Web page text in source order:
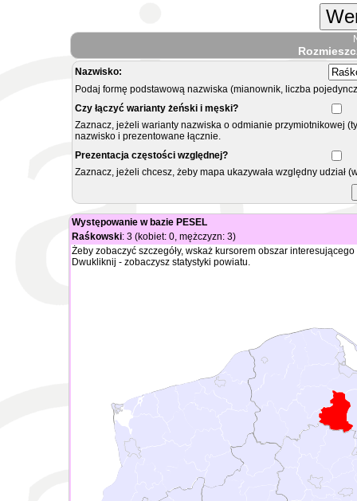
Nazwisko:
Podaj formę podstawową nazwiska (mianownik, liczba
Czy łączyć warianty żeński i męski?
Zaznacz, jeżeli warianty nazwiska o odmianie przymiotnikowej
nazwisko i prezentowane łącznie.
Prezentacja częstości względnej?
Zaznacz, jeżeli chcesz, żeby mapa ukazywała względny
Występowanie w bazie PESEL
Raśkowski: 3 (kobiet: 0, mężczyzn: 3)
Żeby zobaczyć szczegóły, wskaż kursorem obszar
Dwukliknij - zobaczysz statystyki powiatu.